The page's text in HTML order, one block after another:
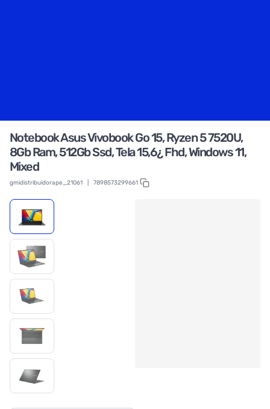
Notebook Asus Vivobook Go 15, Ryzen 5 7520U,
8Gb Ram, 512Gb Ssd, Tela 15,6¿ Fhd, Windows 11,
Mixed
gmidistribuidorape_21061 7898573299661